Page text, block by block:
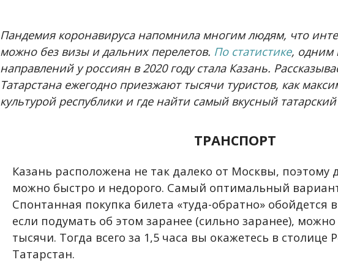
Пандемия коронавируса напомнила многим людям, что
можно без визы и дальних перелетов. По статистике, одним
направлений у россиян в 2020 году стала Казань.
Татарстана ежегодно приезжают тысячи туристов, как
культурой республики и где найти самый вкусный
ТРАНСПОРТ
Казань расположена не так далеко от Москвы, поэтому
можно быстро и недорого. Самый оптимальный
Спонтанная покупка билета «туда-обратно» обойдется
если подумать об этом заранее (сильно заранее),
тысячи. Тогда всего за 1,5 часа вы окажетесь в столице
Татарстан.